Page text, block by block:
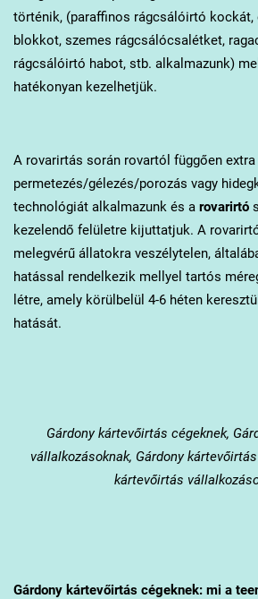
történik, (paraffinos rágcsálóirtó
blokkot, szemes rágcsálócsalétket,
rágcsálóirtó habot, stb. alkalmazunk)
hatékonyan kezelhetjük.
A rovarirtás során rovartól függően extra
permetezés/gélezés/porozás vagy
technológiát alkalmazunk és a rovarirtó
kezelendő felületre kijuttatjuk. A
melegvérű állatokra veszélytelen,
hatással rendelkezik mellyel tartós
létre, amely körülbelül 4-6 héten
hatását.
Gárdonykártevőirtás cégeknek,
vállalkozásoknak, Gárdony
kártevőirtás
Gárdonykártevőirtás cégeknek: mi a